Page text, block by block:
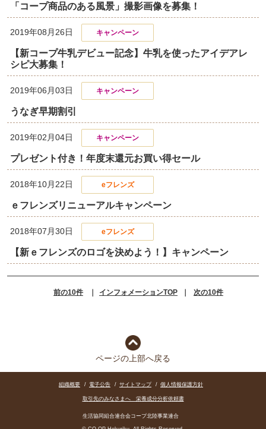
「コープ商品のある風景」撮影画像を募集！
2019年08月26日 キャンペーン
【新コープ牛乳デビュー記念】牛乳を使ったアイデアレ
シピ大募集！
2019年06月03日 キャンペーン
うなぎ早期割引
2019年02月04日 キャンペーン
プレゼント付き！年度末還元お買い得セール
2018年10月22日 eフレンズ
ｅフレンズリニューアルキャンペーン
2018年07月30日 eフレンズ
【新ｅフレンズのロゴを決めよう！】キャンペーン
前の10件 ｜ インフォメーションTOP ｜ 次の10件
ページの上部へ戻る
組織概要 / 電子公告 / サイトマップ / 個人情報保護方針
取引先のみなさまへ 栄養成分分析依頼書
生活協同組合連合会コープ北陸事業連合